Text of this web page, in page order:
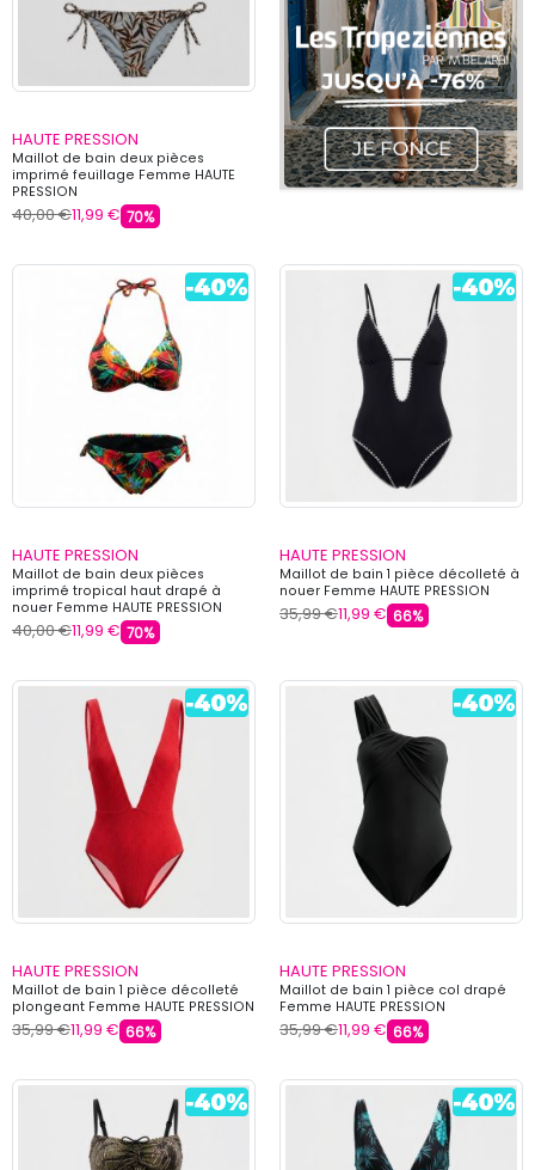
HAUTE PRESSION
Maillot de bain deux pièces
imprimé feuillage Femme HAUTE
PRESSION
40,00 €11,99 € 70%
HAUTE PRESSION
Maillot de bain deux pièces
imprimé tropical haut drapé à
nouer Femme HAUTE PRESSION
40,00 €11,99 € 70%
HAUTE PRESSION
Maillot de bain 1 pièce décolleté à
nouer Femme HAUTE PRESSION
35,99 €11,99 € 66%
HAUTE PRESSION
Maillot de bain 1 pièce décolleté
plongeant Femme HAUTE PRESSION
35,99 €11,99 € 66%
HAUTE PRESSION
Maillot de bain 1 pièce col drapé
Femme HAUTE PRESSION
35,99 €11,99 € 66%